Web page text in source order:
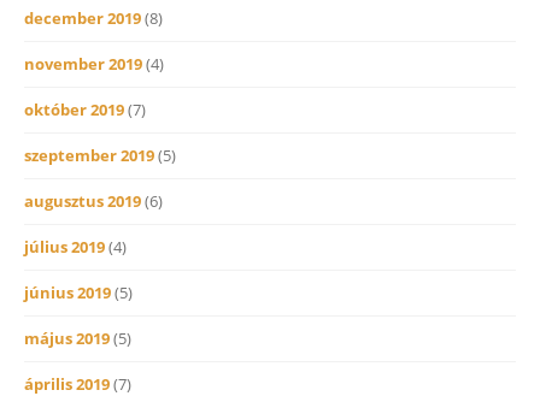
december 2019(8)
november 2019(4)
október 2019(7)
szeptember 2019(5)
augusztus 2019(6)
július 2019(4)
június 2019(5)
május 2019(5)
április 2019(7)